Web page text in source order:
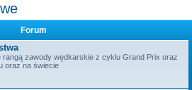
Forum
rangą zawody wędkarskie z cyklu Grand Prix oraz
oraz na świecie